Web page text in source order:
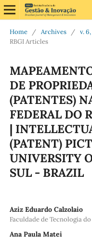
Home / Archives / v.
RBGI Articles
DE
(PATENTES)
FEDERAL DO
|
(PATENT)
UNIVERSITY
SUL - BRAZIL
Aziz Eduardo Calzolaio
Faculdade de Tecnologia
Ana Paula Matei